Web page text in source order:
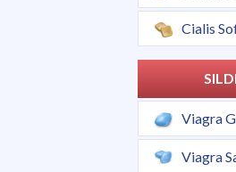
Cialis
Viagra
Viagra